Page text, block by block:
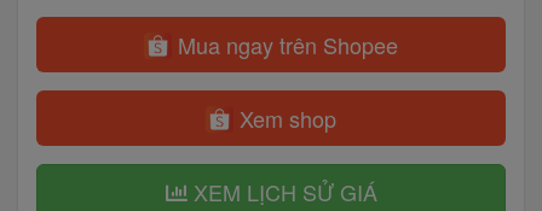
Mua ngay trên Shopee
Xem shop
XEM LỊCH SỬ GIÁ